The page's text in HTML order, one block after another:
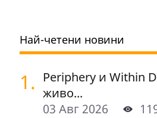
Най-четени новини
1. Periphery и Within
живо...
03 Авг 2026